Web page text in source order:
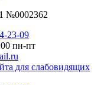
№0002362
23-09
пн-пт
для слабовидящих